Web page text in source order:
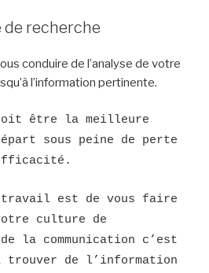
de recherche
conduire de l’analyse de votre
l’information pertinente.
être la meilleure
sous peine de perte
est de vous faire
culture de
la communication c’est
de l’information